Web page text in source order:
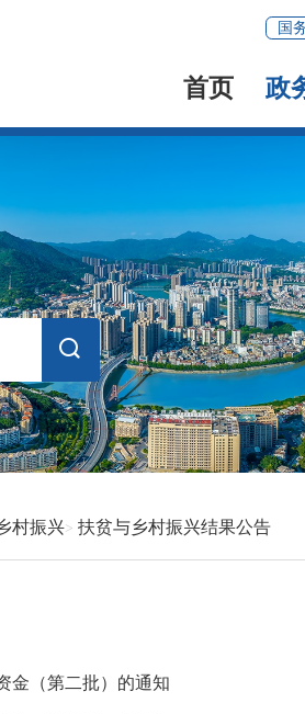
国
首页 政
村振兴 扶贫与乡村振兴结果公告
金（第二批）的通知